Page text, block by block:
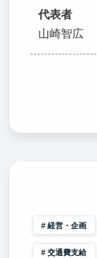
代表者
山崎智広
経営・企画
交通費支給